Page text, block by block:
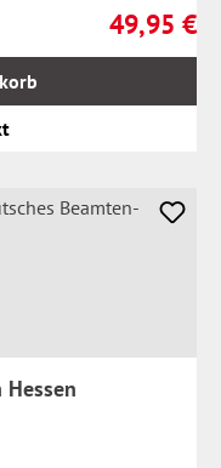
Regulärer
49,95 €
Hessen